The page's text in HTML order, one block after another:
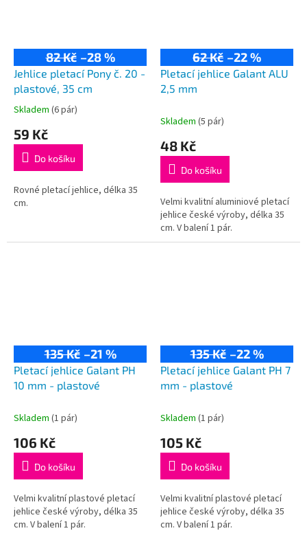
82 Kč –28 %
Jehlice pletací Pony č. 20 -
plastové, 35 cm
Průměrné
produktu
5,0
5
hvězdiček.
Skladem (6 pár)
59 Kč
Do košíku
Rovné pletací jehlice, délka 35
cm.
62 Kč –22 %
Pletací jehlice Galant ALU
2,5 mm
Skladem (5 pár)
48 Kč
Do košíku
Velmi kvalitní aluminiové pletací
jehlice české výroby, délka 35
cm. V balení 1 pár.
135 Kč –21 %
Pletací jehlice Galant PH
10 mm - plastové
Skladem (1 pár)
106 Kč
Do košíku
Velmi kvalitní plastové pletací
jehlice české výroby, délka 35
cm. V balení 1 pár.
135 Kč –22 %
Pletací jehlice Galant PH 7
mm - plastové
Skladem (1 pár)
105 Kč
Do košíku
Velmi kvalitní plastové pletací
jehlice české výroby, délka 35
cm. V balení 1 pár.